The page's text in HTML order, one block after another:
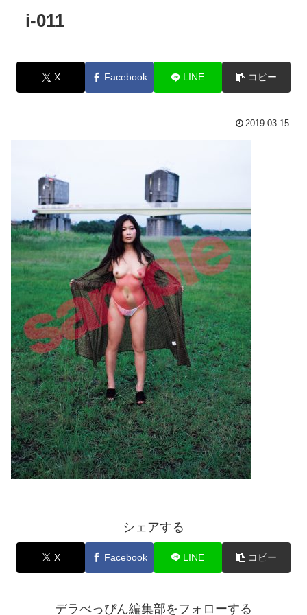
i-011
X Facebook LINE コピー
2019.03.15
シェアする
X Facebook LINE コピー
デラべっぴん編集部をフォローする